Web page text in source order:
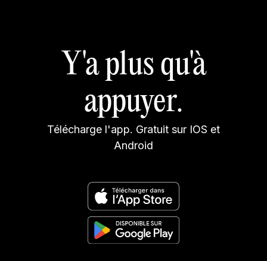
Y'a plus qu'à
appuyer.
Télécharge l'app. Gratuit sur IOS et
Android